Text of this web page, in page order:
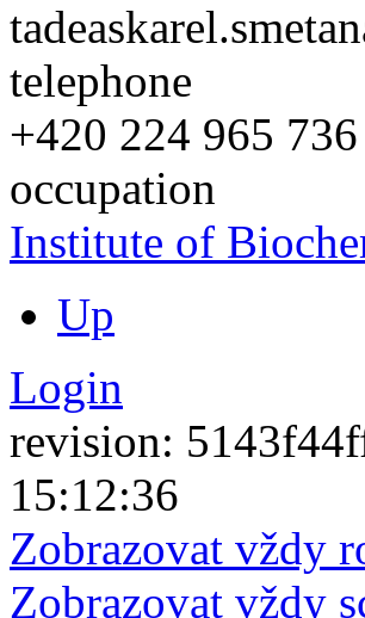
telephone
+420 224 965 736
occupation
Institute of
Up
Login
revision:
15:12:36
Zobrazovat vždy
Zobrazovat vždy